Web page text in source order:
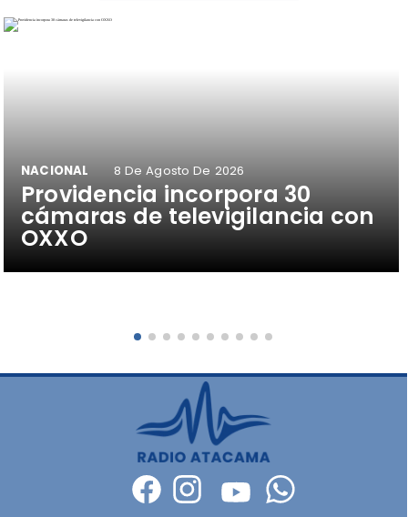
Providencia incorpora 30
cámaras de televigilancia con
OXXO
NACIONAL 8 De Agosto De 2026